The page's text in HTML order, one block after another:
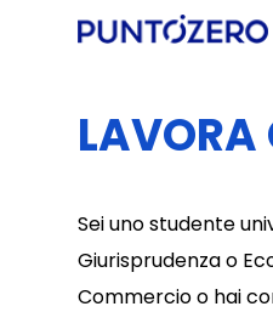
LAVORA
Sei uno studente
Giurisprudenza o
Commercio o hai